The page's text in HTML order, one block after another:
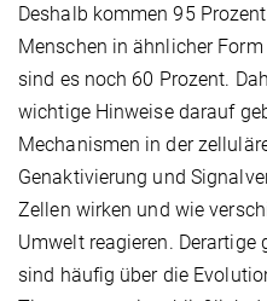
Deshalb kommen 95
Menschen in ähnlicher
sind es noch 60 Prozent.
wichtige Hinweise darauf
Mechanismen in der
Genaktivierung und
Zellen wirken und wie
Umwelt reagieren.
sind häufig über die